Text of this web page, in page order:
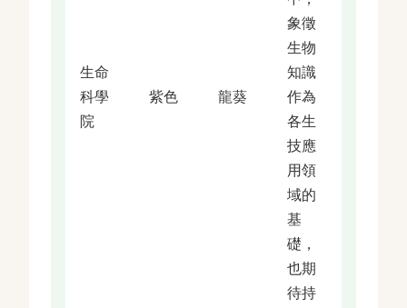
生命
科學
院
紫色 龍葵
象徵
生物
知識
作為
各生
技應
用領
域的
基
礎，
也期
待持